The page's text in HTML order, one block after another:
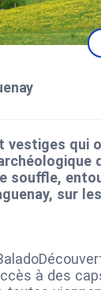
vestiges qui
souffle,
sur
à des